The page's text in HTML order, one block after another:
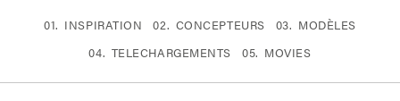
INSPIRATION CONCEPTEURS
MODÈLES
TELECHARGEMENTS
MOVIES